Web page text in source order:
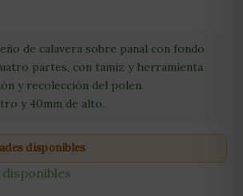
de calavera sobre panal con fondo
partes, con tamiz y herramienta
y recolección del polen.
y 40mm de alto.
disponibles
disponibles